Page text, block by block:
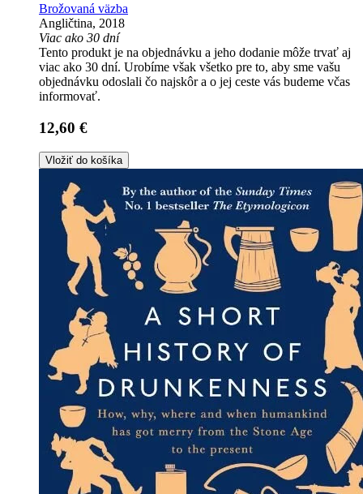
Brožovaná väzba
Angličtina, 2018
Viac ako 30 dní
Tento produkt je na objednávku a jeho dodanie môže trvať aj
viac ako 30 dní. Urobíme však všetko pre to, aby sme vašu
objednávku odoslali čo najskôr a o jej ceste vás budeme včas
informovať.
12,60 €
Vložiť do košíka